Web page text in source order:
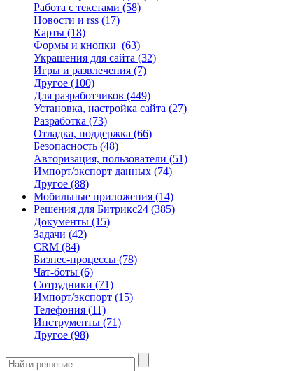
Работа с текстами (58)
Новости и rss (17)
Карты (18)
Формы и кнопки (63)
Украшения для сайта (32)
Игры и развлечения (7)
Другое (100)
Для разработчиков (449)
Установка, настройка сайта (27)
Разработка (73)
Отладка, поддержка (66)
Безопасность (48)
Авторизация, пользователи (51)
Импорт/экспорт данных (74)
Другое (88)
Мобильные приложения (14)
Решения для Битрикс24 (385)
Документы (15)
Задачи (42)
CRM (84)
Бизнес-процессы (78)
Чат-боты (6)
Сотрудники (71)
Импорт/экспорт (15)
Телефония (11)
Инструменты (71)
Другое (98)